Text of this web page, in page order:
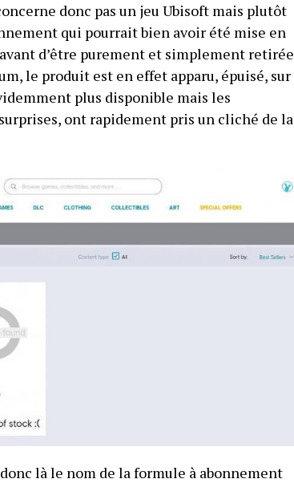
donc pas un jeu Ubisoft mais plutôt
qui pourrait bien avoir été mise en
d’être purement et simplement retirée
le produit est en effet apparu, épuisé, sur
plus disponible mais les
ont rapidement pris un cliché de la
là le nom de la formule à abonnement